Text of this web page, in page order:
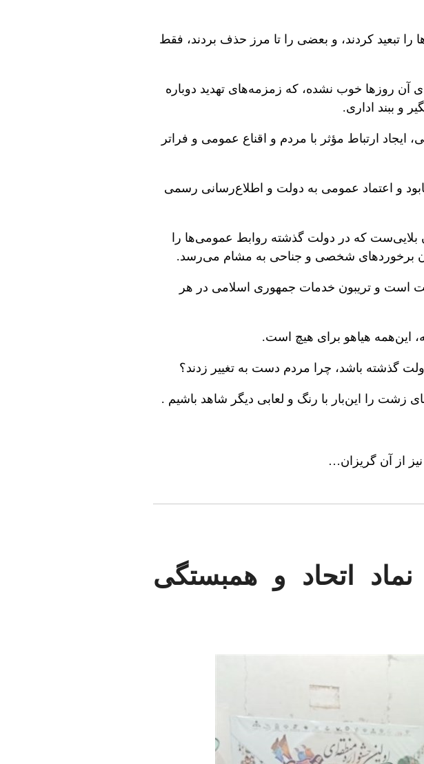
را تبعید کردند، و بعضی را تا مرز حذف بردند، فقط
آن روزها خوب نشده، که زمزمه‌های تهدید دوباره
و ببند اداری.
ارتباط مؤثر با مردم و اقناع عمومی و فراتر
و اعتماد عمومی به دولت و اطلاع‌رسانی رسمی
بلایی‌ست که در دولت گذشته روابط عمومی‌ها را
برخوردهای شخصی و جناحی به مشام می‌رسد.
است و تریبون خدمات جمهوری اسلامی در هر
این‌همه هیاهو برای هیچ است.
گذشته باشد، چرا مردم دست به تغییر زدند؟
زشت را این‌بار با رنگ و لعابی دیگر شاهد باشیم .
از آن گریزان…
اتحاد و همبستگی